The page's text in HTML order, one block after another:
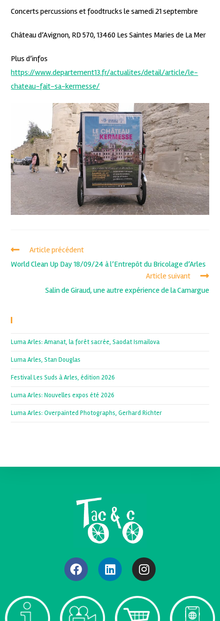
Concerts percussions et foodtrucks le samedi 21 septembre
Château d’Avignon, RD 570, 13460 Les Saintes Maries de La Mer
Plus d’infos
https://www.departement13.fr/actualites/detail/article/le-
chateau-fait-sa-kermesse/
Article précédent
World Clean Up Day 18/09/24 à l’Entrepôt du Bricolage d’Arles
Article suivant
Salin de Giraud, une autre expérience de la Camargue
Luma Arles: Amanat, la forêt sacrée, Saodat Ismailova
Luma Arles, Stan Douglas
Festival Les Suds à Arles, édition 2026
Luma Arles: Nouvelles expos été 2026
Luma Arles: Overpainted Photographs, Gerhard Richter